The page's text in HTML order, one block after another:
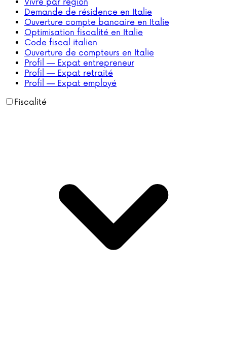
Vivre par région
Demande de résidence en Italie
Ouverture compte bancaire en Italie
Optimisation fiscalité en Italie
Code fiscal italien
Ouverture de compteurs en Italie
Profil — Expat entrepreneur
Profil — Expat retraité
Profil — Expat employé
Fiscalité